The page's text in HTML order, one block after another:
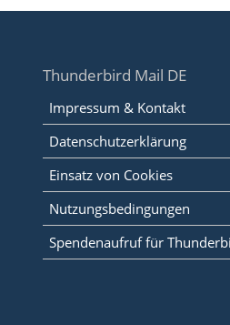
Thunderbird Mail DE
Impressum & Kontakt
Datenschutzerklärung
Einsatz von Cookies
Nutzungsbedingungen
Spendenaufruf für